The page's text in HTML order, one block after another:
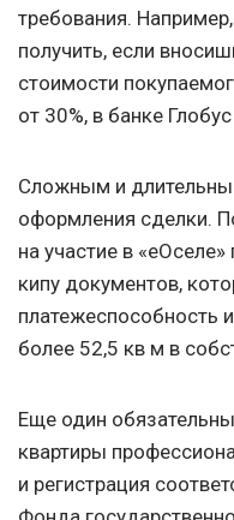
требования.
получить, если
стоимости
от 30%, в банке
Сложным и
оформления сделки.
на участие в
кипу документов,
платежеспособность
более 52,5 кв м в
Еще один
квартиры
и регистрация